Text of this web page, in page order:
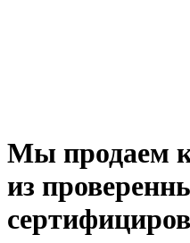
Мы продаем
из